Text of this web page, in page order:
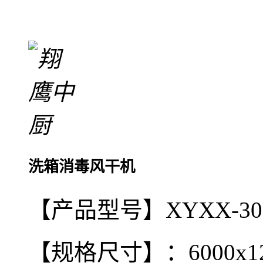
洗箱消毒风干机
【产品型号】XYXX-
【规格尺寸】：